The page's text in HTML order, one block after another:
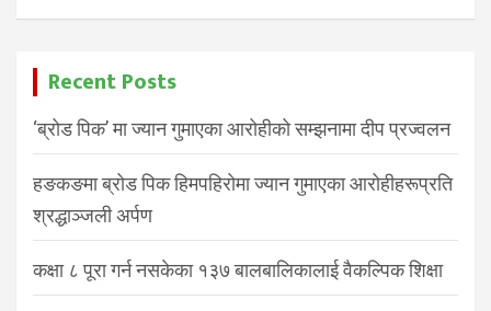
Recent Posts
‘ब्रोड पिक’ मा ज्यान गुमाएका आरोहीको सम्झनामा दीप प्रज्वलन
हङकङमा ब्रोड पिक हिमपहिरोमा ज्यान गुमाएका आरोहीहरूप्रति
श्रद्धाञ्जली अर्पण
कक्षा ८ पूरा गर्न नसकेका १३७ बालबालिकालाई वैकल्पिक शिक्षा